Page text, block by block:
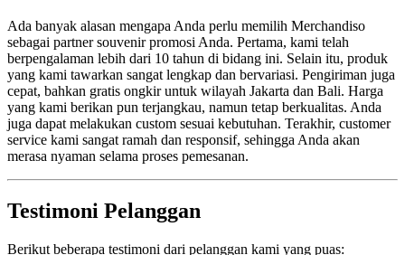
Ada banyak alasan mengapa Anda perlu memilih Merchandiso
sebagai partner souvenir promosi Anda. Pertama, kami telah
berpengalaman lebih dari 10 tahun di bidang ini. Selain itu, produk
yang kami tawarkan sangat lengkap dan bervariasi. Pengiriman juga
cepat, bahkan gratis ongkir untuk wilayah Jakarta dan Bali. Harga
yang kami berikan pun terjangkau, namun tetap berkualitas. Anda
juga dapat melakukan custom sesuai kebutuhan. Terakhir, customer
service kami sangat ramah dan responsif, sehingga Anda akan
merasa nyaman selama proses pemesanan.
Testimoni Pelanggan
Berikut beberapa testimoni dari pelanggan kami yang puas: